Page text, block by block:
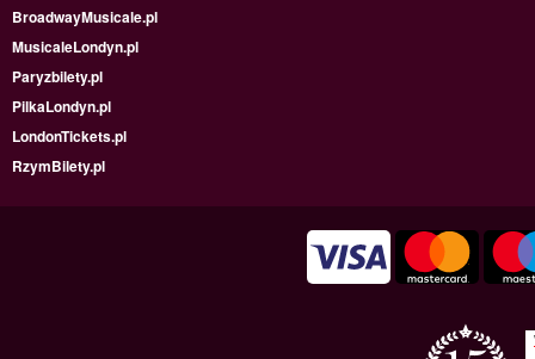
BroadwayMusicale.pl
MusicaleLondyn.pl
Paryzbilety.pl
PilkaLondyn.pl
LondonTickets.pl
RzymBilety.pl